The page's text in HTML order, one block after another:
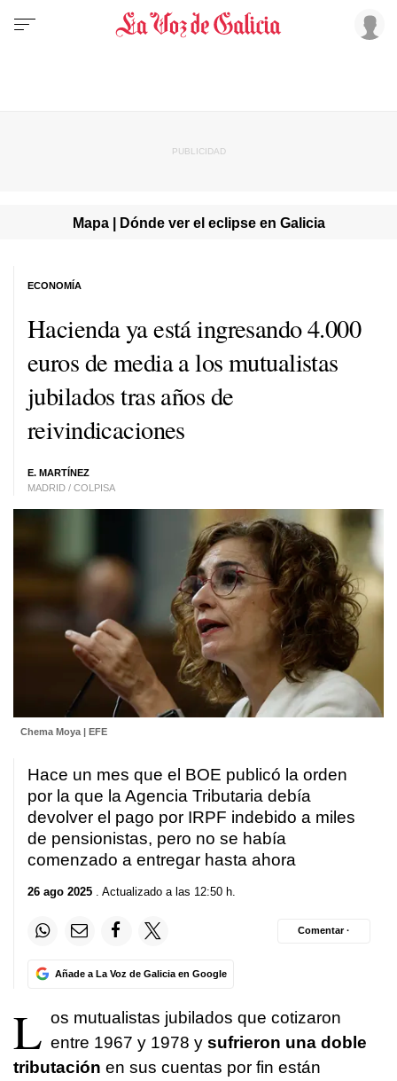
Mapa | Dónde ver el eclipse en Galicia
Hacienda ya está ingresando 4.000
euros de media a los mutualistas
jubilados tras años de
reivindicaciones
E. MARTÍNEZ
MADRID / COLPISA
ECONOMÍA
Chema Moya | EFE
Hace un mes que el BOE publicó la orden
por la que la Agencia Tributaria debía
devolver el pago por IRPF indebido a miles
de pensionistas, pero no se había
comenzado a entregar hasta ahora
26 ago 2025 . Actualizado a las 12:50 h.
Añade a La Voz de Galicia en Google
Comentar ·
L os mutualistas jubilados que cotizaron
entre 1967 y 1978 y sufrieron una doble
tributación en sus cuentas por fin están